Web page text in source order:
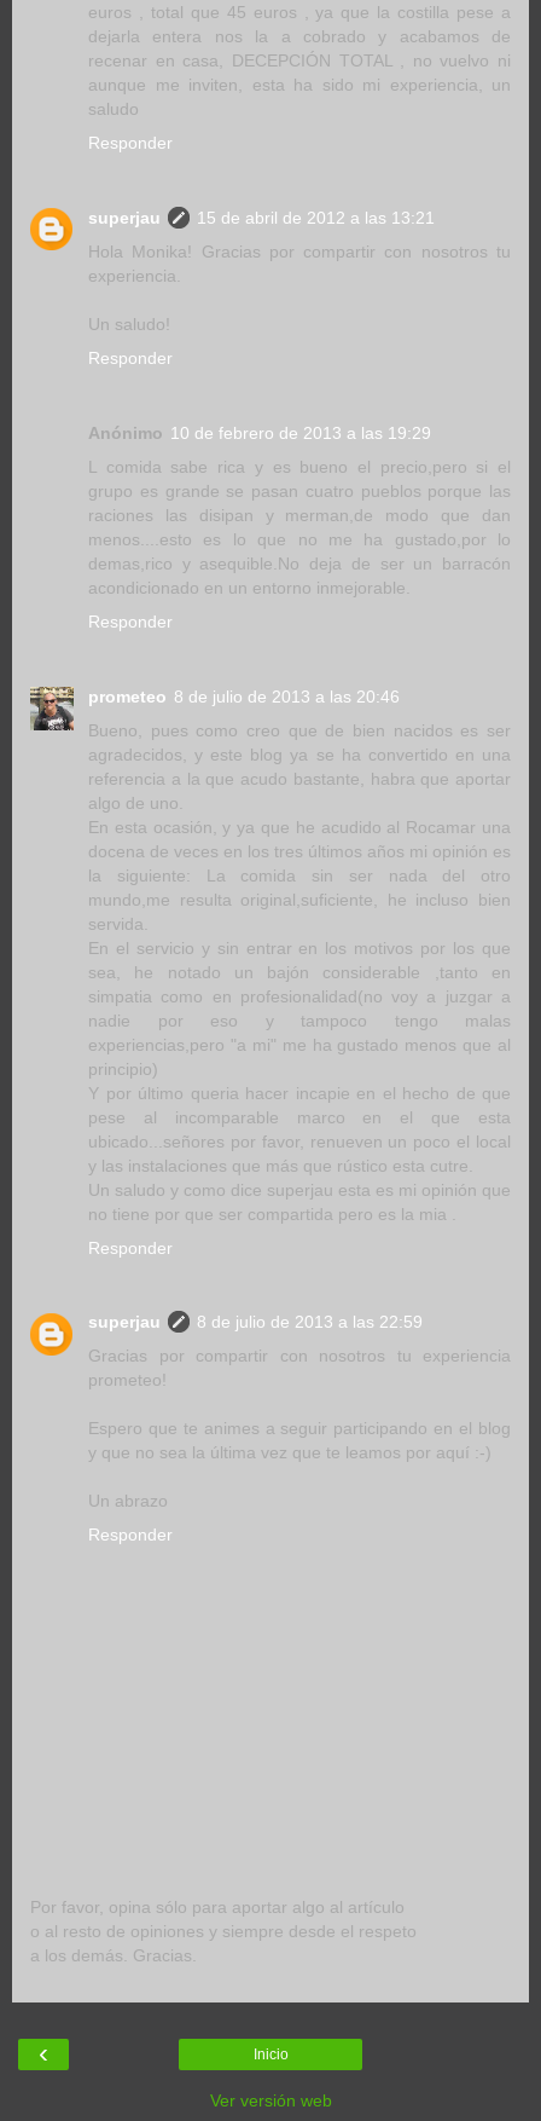
euros , total que 45 euros , ya que la costilla pese a
dejarla entera nos la a cobrado y acabamos de
recenar en casa, DECEPCIÓN TOTAL , no vuelvo ni
aunque me inviten, esta ha sido mi experiencia, un
saludo
Responder
superjau
15 de abril de 2012 a las 13:21
Hola Monika! Gracias por compartir con nosotros tu
experiencia.
Un saludo!
Responder
Anónimo 10 de febrero de 2013 a las 19:29
L comida sabe rica y es bueno el precio,pero si el
grupo es grande se pasan cuatro pueblos porque las
raciones las disipan y merman,de modo que dan
menos....esto es lo que no me ha gustado,por lo
demas,rico y asequible.No deja de ser un barracón
acondicionado en un entorno inmejorable.
Responder
prometeo 8 de julio de 2013 a las 20:46
Bueno, pues como creo que de bien nacidos es ser
agradecidos, y este blog ya se ha convertido en una
referencia a la que acudo bastante, habra que aportar
algo de uno.
En esta ocasión, y ya que he acudido al Rocamar una
docena de veces en los tres últimos años mi opinión es
la siguiente: La comida sin ser nada del otro
mundo,me resulta original,suficiente, he incluso bien
servida.
En el servicio y sin entrar en los motivos por los que
sea, he notado un bajón considerable ,tanto en
simpatia como en profesionalidad(no voy a juzgar a
nadie por eso y tampoco tengo malas
experiencias,pero "a mi" me ha gustado menos que al
principio)
Y por último queria hacer incapie en el hecho de que
pese al incomparable marco en el que esta
ubicado...señores por favor, renueven un poco el local
y las instalaciones que más que rústico esta cutre.
Un saludo y como dice superjau esta es mi opinión que
no tiene por que ser compartida pero es la mia .
Responder
superjau
8 de julio de 2013 a las 22:59
Gracias por compartir con nosotros tu experiencia
prometeo!
Espero que te animes a seguir participando en el blog
y que no sea la última vez que te leamos por aquí :-)
Un abrazo
Responder
Por favor, opina sólo para aportar algo al artículo
o al resto de opiniones y siempre desde el respeto
a los demás. Gracias.
‹ Inicio
Ver versión web